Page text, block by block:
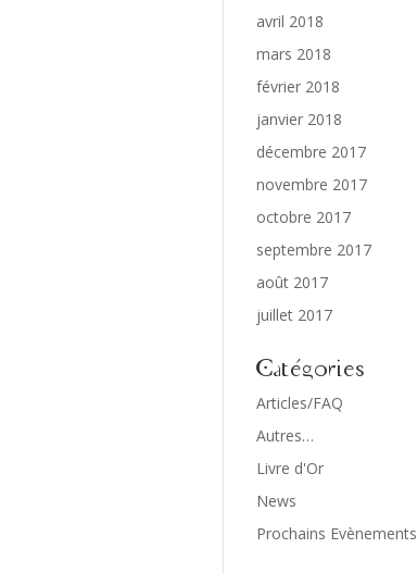
avril 2018
mars 2018
février 2018
janvier 2018
décembre 2017
novembre 2017
octobre 2017
septembre 2017
août 2017
juillet 2017
Catégories
Articles/FAQ
Autres…
Livre d'Or
News
Prochains Evènements